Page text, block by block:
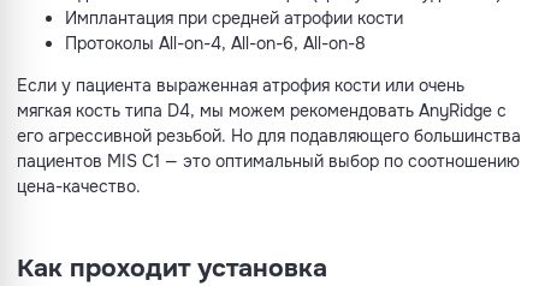
Имплантация при средней атрофии кости
Протоколы All-on-4, All-on-6, All-on-8
Если у пациента выраженная атрофия кости или очень
мягкая кость типа D4, мы можем рекомендовать AnyRidge с
его агрессивной резьбой. Но для подавляющего большинства
пациентов MIS C1 — это оптимальный выбор по соотношению
цена-качество.
Как проходит установка